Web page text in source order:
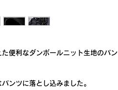
便利なダンボールニット生地のパン
ンツに落とし込みました。